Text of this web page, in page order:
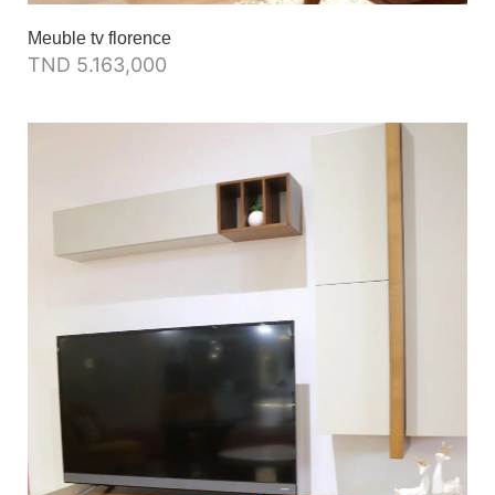
Meuble tv florence
TND 5.163,000